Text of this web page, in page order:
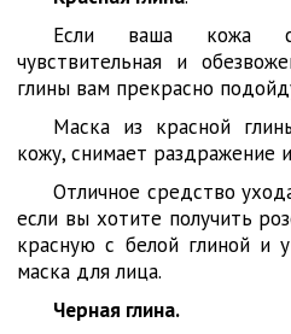
Если ваша кожа
чувствительная и
глины вам прекрасно
Маска из красной
кожу, снимает раздражение
Отличное средство
если вы хотите получить
красную с белой глиной и
маска для лица.
Черная глина.